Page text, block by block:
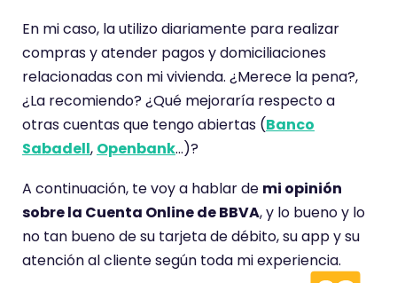
n
e
u
n
a
p
n
t
u
a
En mi caso, la utilizo diariamente para realizar
compras y atender pagos y domiciliaciones
relacionadas con mi vivienda. ¿Merece la pena?,
¿La recomiendo? ¿Qué mejoraría respecto a
otras cuentas que tengo abiertas (Banco
Sabadell, Openbank…)?
A continuación, te voy a hablar de mi opinión
sobre la Cuenta Online de BBVA, y lo bueno y lo
no tan bueno de su tarjeta de débito, su app y su
atención al cliente según toda mi experiencia.